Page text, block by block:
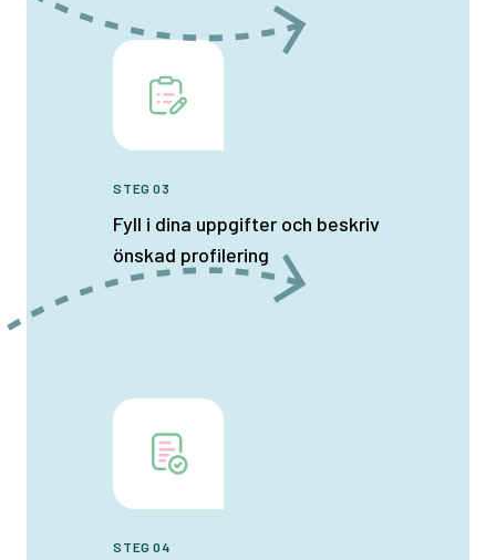
STEG 03
Fyll i dina uppgifter och beskriv
önskad profilering
STEG 04